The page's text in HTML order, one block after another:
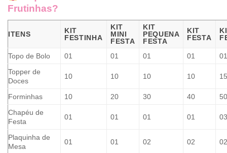
Frutinhas?
ITENS
KIT
FESTINHA
KIT
MINI
FESTA
KIT
PEQUENA
FESTA
KIT
FESTA
Topo de Bolo 01 01 01 01
01
Topper de
Doces
10 10 10 10 15
Forminhas 10 20 30 40
50
Chapéu de
Festa
01 01 01 01 03
Plaquinha de
Mesa
01 01 02 02 02